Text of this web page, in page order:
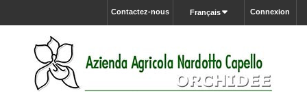
Connexion
Français
Contactez-nous